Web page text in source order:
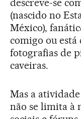
descreve-se
(nascido no
México), fanátic
comigo ou está
fotografias de
caveiras.
Mas a
não se limita à